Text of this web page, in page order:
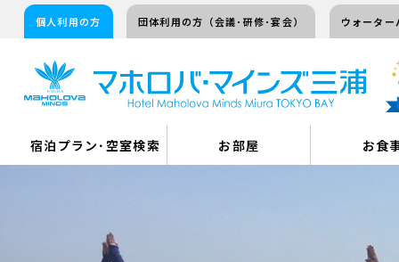
個人利用の方 団体利用の方（会議･研修･宴会） ウォーター
宿泊プラン･空室検索 お部屋 お食